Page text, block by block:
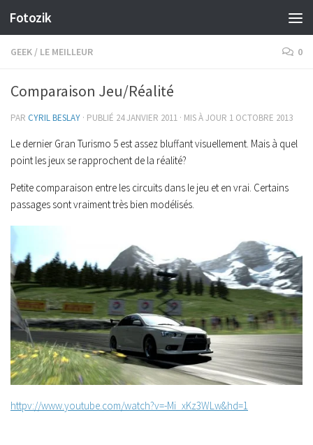
Skip to content
Fotozik
GEEK / LE MEILLEUR 0
Comparaison Jeu/Réalité
PAR CYRIL BESLAY · PUBLIÉ 24 JANVIER 2011 · MIS À JOUR 1 OCTOBRE 2013
Le dernier Gran Turismo 5 est assez bluffant visuellement. Mais à quel
point les jeux se rapprochent de la réalité?
Petite comparaison entre les circuits dans le jeu et en vrai. Certains
passages sont vraiment très bien modélisés.
httpv://www.youtube.com/watch?v=-Mi_xKz3WLw&hd=1